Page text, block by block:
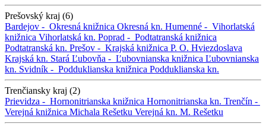
Prešovský kraj (6)
Bardejov - Okresná knižnica Okresná kn. Humenné - Vihorlatská
knižnica Vihorlatská kn. Poprad - Podtatranská knižnica
Podtatranská kn. Prešov - Krajská knižnica P. O. Hviezdoslava
Krajská kn. Stará Ľubovňa - Ľubovnianska knižnica Ľubovnianska
kn. Svidník - Podduklianska knižnica Podduklianska kn.
Trenčiansky kraj (2)
Prievidza - Hornonitrianska knižnica Hornonitrianska kn. Trenčín -
Verejná knižnica Michala Rešetku Verejná kn. M. Rešetku